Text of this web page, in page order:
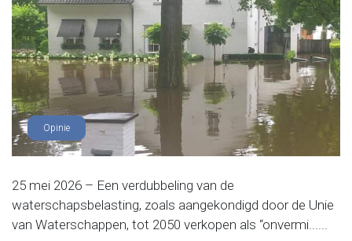
Opinie
25 mei 2026 – Een verdubbeling van de
waterschapsbelasting, zoals aangekondigd door de Unie
van Waterschappen, tot 2050 verkopen als “onvermi......